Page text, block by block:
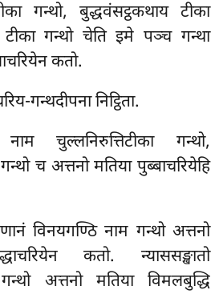
गन्थो, बुद्धवंसट्ठकथाय टीका
टीका गन्थो चेति इमे पञ्च गन्था
कतो.
गन्थदीपना निट्ठिता.
नाम चुल्लनिरुत्तिटीका गन्थो,
च अत्तनो मतिया पुब्बाचरियेहि
विनयगण्ठि नाम गन्थो अत्तनो
कतो. न्याससङ्खातो
अत्तनो मतिया विमलबुद्धि